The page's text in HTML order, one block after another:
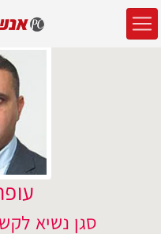
סגן נשיא